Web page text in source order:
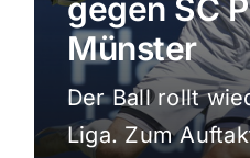
Sport
Kultur
gegen SC
Münster
Der Ball rollt
Liga. Zum